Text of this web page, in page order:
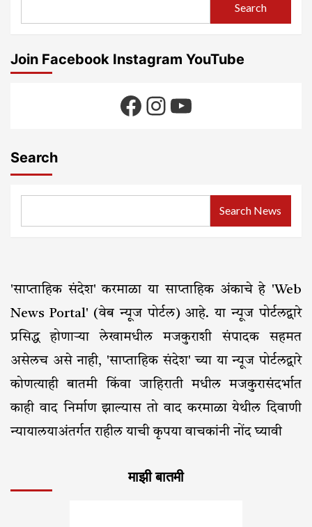
Search
Join Facebook Instagram YouTube
Facebook
Instagram
YouTube
Search
Search News
'साप्ताहिक संदेश' करमाळा या साप्ताहिक अंकाचे हे 'Web
News Portal' (वेब न्यूज पोर्टल) आहे. या न्यूज पोर्टलद्वारे
प्रसिद्ध होणाऱ्या लेखामधील मजकुराशी संपादक सहमत
असेलच असे नाही, 'साप्ताहिक संदेश' च्या या न्यूज पोर्टलद्वारे
कोणत्याही बातमी किंवा जाहिराती मधील मजकुरासंदर्भात
काही वाद निर्माण झाल्यास तो वाद करमाळा येथील दिवाणी
न्यायालयाअंतर्गत राहील याची कृपया वाचकांनी नोंद घ्यावी
माझी बातमी